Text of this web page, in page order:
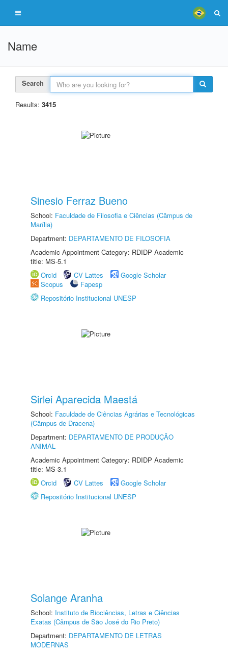
Name
Search
Results: 3415
Sinesio Ferraz Bueno
School: Faculdade de Filosofia e Ciências (Câmpus de
Marília)
Department: DEPARTAMENTO DE FILOSOFIA
Academic Appointment Category: RDIDP Academic
title: MS-5.1
Orcid
CV Lattes
Google Scholar
Scopus
Fapesp
Repositório Institucional UNESP
Sirlei Aparecida Maestá
School: Faculdade de Ciências Agrárias e Tecnológicas
(Câmpus de Dracena)
Department: DEPARTAMENTO DE PRODUÇÃO
ANIMAL
Academic Appointment Category: RDIDP Academic
title: MS-3.1
Orcid
CV Lattes
Google Scholar
Repositório Institucional UNESP
Solange Aranha
School: Instituto de Biociências, Letras e Ciências
Exatas (Câmpus de São José do Rio Preto)
Department: DEPARTAMENTO DE LETRAS
MODERNAS